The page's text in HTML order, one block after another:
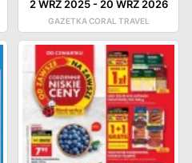
2 WRZ 2025-20 WRZ 2026
GAZETKA CORAL TRAVEL